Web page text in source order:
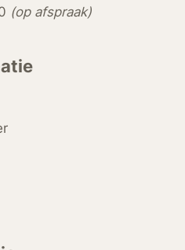
(op afspraak)